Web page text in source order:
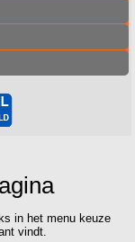
in het menu keuze
vindt.